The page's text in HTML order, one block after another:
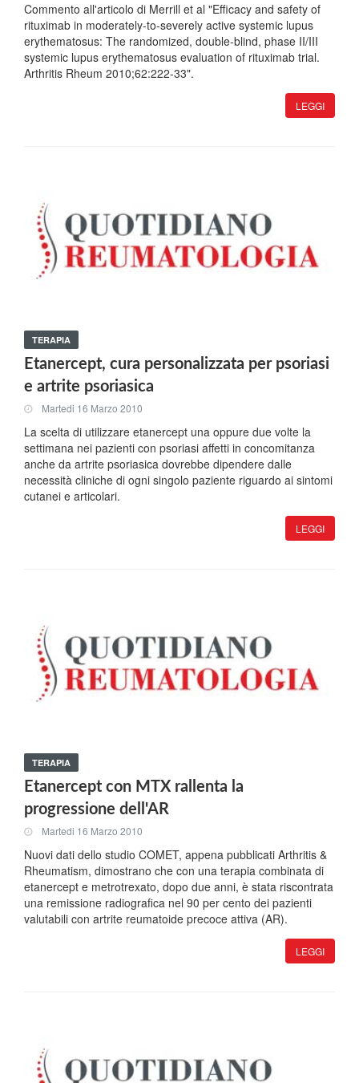
Commento all'articolo di Merrill et al "Efficacy and safety of
rituximab in moderately-to-severely active systemic lupus
erythematosus: The randomized, double-blind, phase II/III
systemic lupus erythematosus evaluation of rituximab trial.
Arthritis Rheum 2010;62:222-33".
LEGGI
TERAPIA
Etanercept, cura personalizzata per psoriasi
e artrite psoriasica
Martedi 16 Marzo 2010
La scelta di utilizzare etanercept una oppure due volte la
settimana nei pazienti con psoriasi affetti in concomitanza
anche da artrite psoriasica dovrebbe dipendere dalle
necessità cliniche di ogni singolo paziente riguardo ai sintomi
cutanei e articolari.
LEGGI
TERAPIA
Etanercept con MTX rallenta la
progressione dell'AR
Martedi 16 Marzo 2010
Nuovi dati dello studio COMET, appena pubblicati Arthritis &
Rheumatism, dimostrano che con una terapia combinata di
etanercept e metrotrexato, dopo due anni, è stata riscontrata
una remissione radiografica nel 90 per cento dei pazienti
valutabili con artrite reumatoide precoce attiva (AR).
LEGGI